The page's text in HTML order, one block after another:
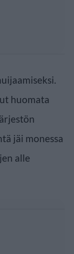
huomata
jäi monessa
alle